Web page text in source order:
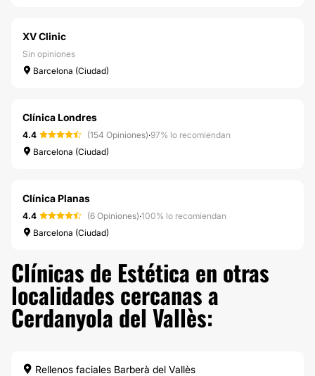
XV Clinic
Sin opiniones
Barcelona (Ciudad)
Clínica Londres
4.4 (154 Opiniones)·97% lo recomiendan
Barcelona (Ciudad)
Clínica Planas
4.4 (6 Opiniones)·100% lo recomiendan
Barcelona (Ciudad)
Clínicas de Estética en otras
localidades cercanas a
Cerdanyola del Vallès:
Rellenos faciales Barberà del Vallès